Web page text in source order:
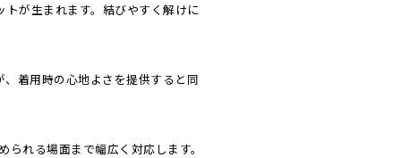
が生まれます。結びやすく解けに
着用時の心地よさを提供すると同
れる場面まで幅広く対応します。